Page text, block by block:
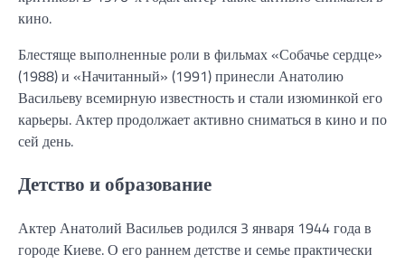
кино.
Блестяще выполненные роли в фильмах «Собачье сердце»
(1988) и «Начитанный» (1991) принесли Анатолию
Васильеву всемирную известность и стали изюминкой его
карьеры. Актер продолжает активно сниматься в кино и по
сей день.
Детство и образование
Актер Анатолий Васильев родился 3 января 1944 года в
городе Киеве. О его раннем детстве и семье практически